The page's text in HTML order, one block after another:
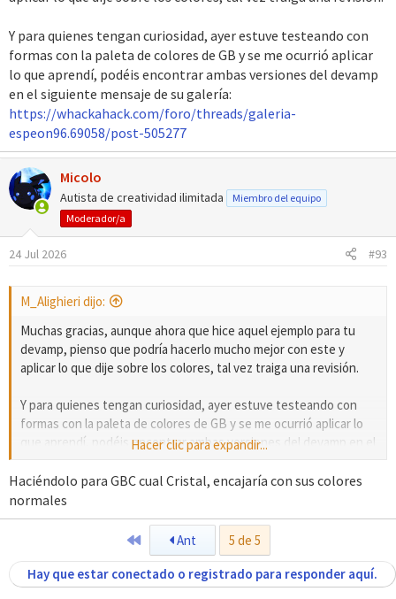
Y para quienes tengan curiosidad, ayer estuve testeando con
formas con la paleta de colores de GB y se me ocurrió aplicar
lo que aprendí, podéis encontrar ambas versiones del devamp
en el siguiente mensaje de su galería:
https://whackahack.com/foro/threads/galeria-
espeon96.69058/post-505277
Micolo
Autista de creatividad ilimitada
Miembro del equipo
Moderador/a
24 Jul 2026 #93
M_Alighieri dijo:
Muchas gracias, aunque ahora que hice aquel ejemplo para tu
devamp, pienso que podría hacerlo mucho mejor con este y
aplicar lo que dije sobre los colores, tal vez traiga una revisión.
Y para quienes tengan curiosidad, ayer estuve testeando con
formas con la paleta de colores de GB y se me ocurrió aplicar lo
que aprendí, podéis encontrar ambas versiones del devamp en el
https://whackahack.com/foro/threads/galeria-
espeon96.69058/post-505277
Hacer clic para expandir...
Haciéndolo para GBC cual Cristal, encajaría con sus colores
normales
PrimeroAnt
5 de 5
Hay que estar conectado o registrado para responder aquí.